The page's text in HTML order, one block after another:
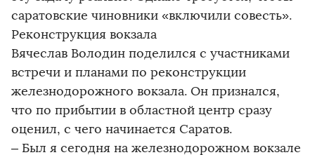
саратовские чиновники «включили совесть».
Реконструкция вокзала
Вячеслав Володин поделился с участниками
встречи и планами по реконструкции
железнодорожного вокзала. Он признался,
что по прибытии в областной центр сразу
оценил, с чего начинается Саратов.
– Был я сегодня на железнодорожном вокзале